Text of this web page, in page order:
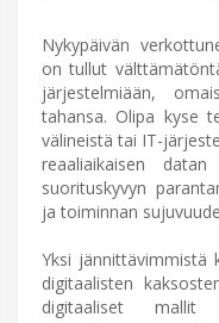
Nykypäivän
on tullut
järjestelmiään,
tahansa. Olipa kyse
välineistä tai IT-
reaaliaikaisen
suorituskyvyn
ja toiminnan
Yksi jännittävimmistä
digitaalisten
digitaaliset mallit